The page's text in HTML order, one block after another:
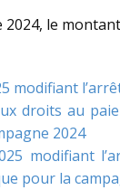
le
modifiant
droits au
2024
modifiant
pour la